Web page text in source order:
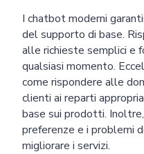
I chatbot moderni
del supporto di base.
alle richieste semplici e
qualsiasi momento.
come rispondere alle
clienti ai reparti
base sui prodotti.
preferenze e i problemi
migliorare i servizi.